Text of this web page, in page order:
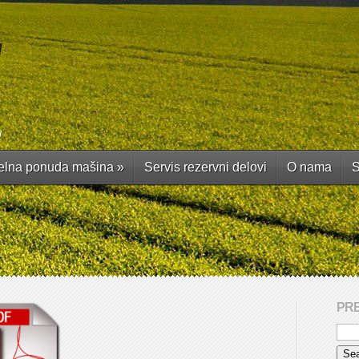
ponuda mašina » Servis rezervni delovi O nama